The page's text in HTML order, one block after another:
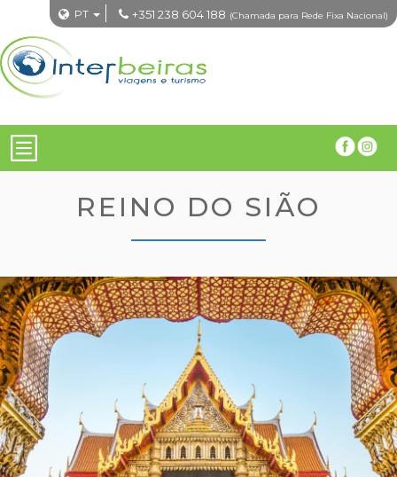
PT +351 238 604 188 (Chamada para Rede Fixa Nacional)
REINO DO SIÃO